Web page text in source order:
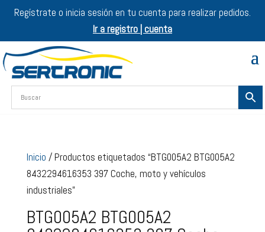
Regístrate o inicia sesión en tu cuenta para realizar pedidos.
Ir a registro | cuenta
Inicio / Productos etiquetados “BTG005A2 BTG005A2
8432294616353 397 Coche, moto y vehículos
industriales”
BTG005A2 BTG005A2